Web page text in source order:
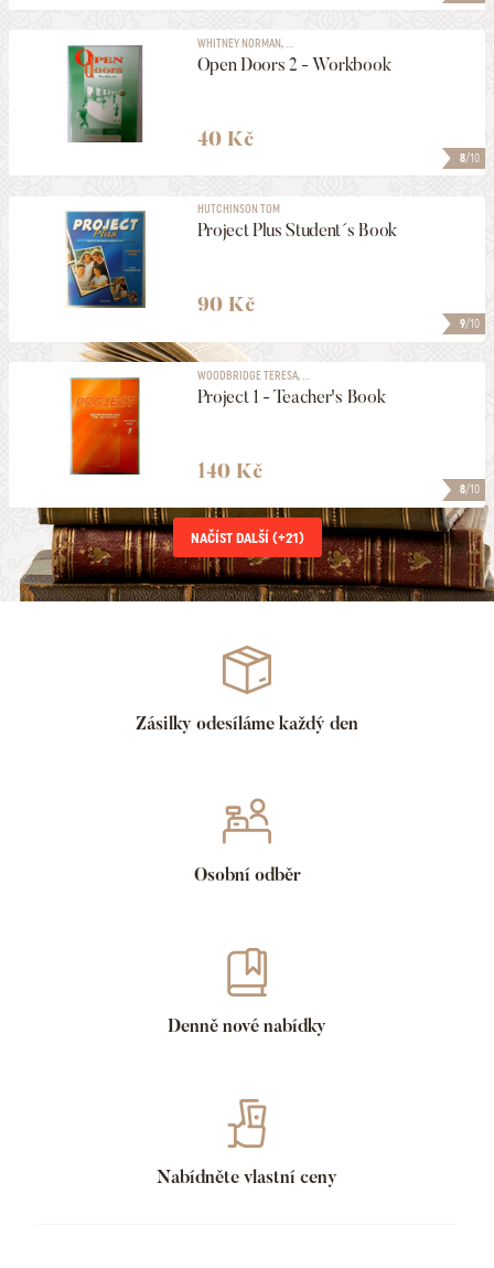
8/10
WHITNEY NORMAN, ...
Open Doors 2 - Workbook
40 Kč
9/10
HUTCHINSON TOM
Project Plus Student´s Book
90 Kč
8/10
WOODBRIDGE TERESA, ...
Project 1 - Teacher's Book
140 Kč
NAČÍST DALŠÍ (+21)
Zásilky odesíláme každý den
Osobní odběr
Denně nové nabídky
Nabídněte vlastní ceny